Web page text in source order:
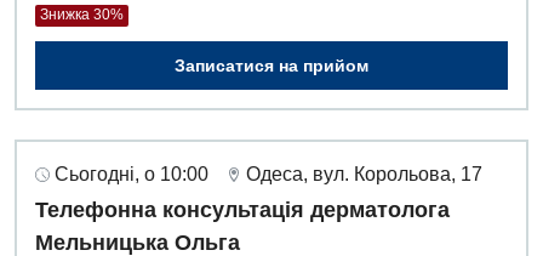
Знижка 30%
Записатися на прийом
Сьогодні, о 10:00 Одеса, вул. Корольова, 17
Телефонна консультація дерматолога
Мельницька Ольга